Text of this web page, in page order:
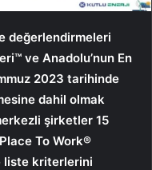
değerlendirmeleri
ve Anadolu’nun En
2023 tarihinde
dahil olmak
şirketler 15
To Work®
liste kriterlerini